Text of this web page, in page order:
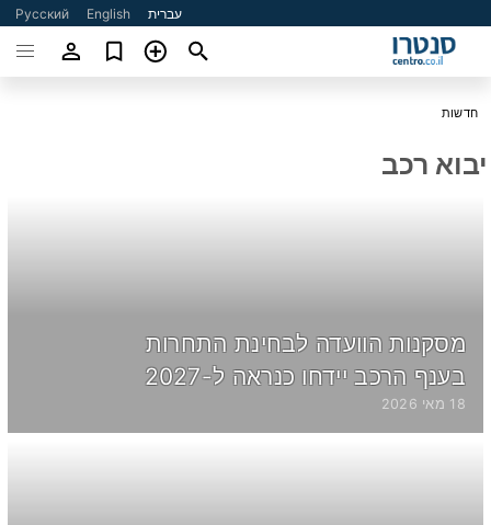
עברית English
Русский
חדשות
יבוא רכב
מסקנות הוועדה לבחינת התחרות
בענף הרכב יידחו כנראה ל-2027
18 מאי 2026